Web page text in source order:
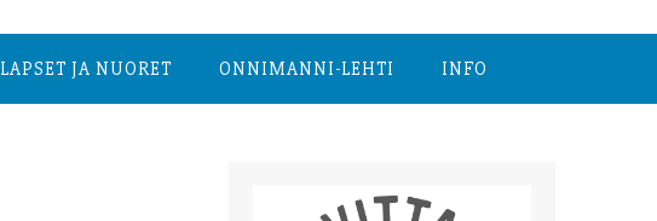
LAPSET JA NUORET ONNIMANNI-LEHTI INFO